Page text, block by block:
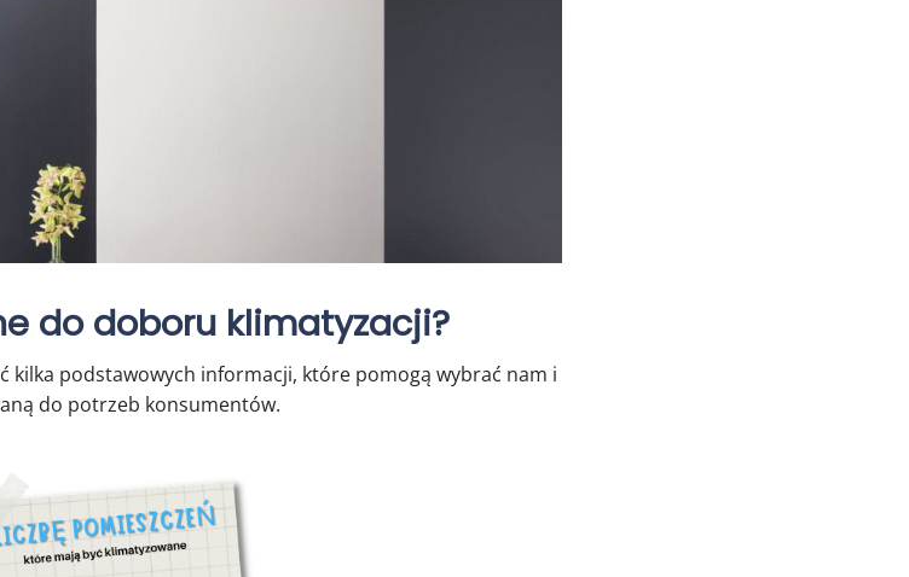
do doboru klimatyzacji?
kilka podstawowych informacji, które pomogą wybrać nam i
do potrzeb konsumentów.